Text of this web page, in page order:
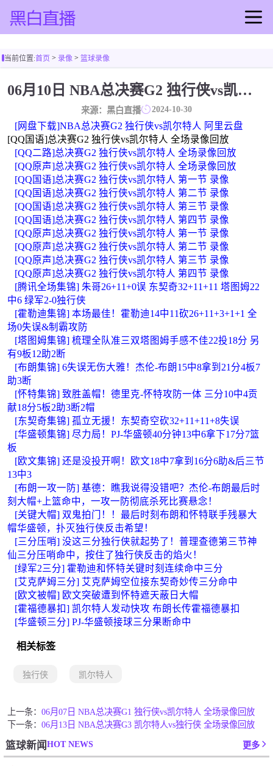
足球直播
足球录像
足球集锦
篮球集锦
足球新闻
篮球新闻
当前位置:首页> 录像 > 篮球录像
06月10日 NBA总决赛G2 独行侠vs凯尔特人 全场录像回放
来源：黑白直播 2024-10-30
[网盘下载]NBA总决赛G2 独行侠vs凯尔特人 阿里云盘
[QQ国语]总决赛G2 独行侠vs凯尔特人 全场录像回放
[QQ二路]总决赛G2 独行侠vs凯尔特人 全场录像回放
[QQ原声]总决赛G2 独行侠vs凯尔特人 全场录像回放
[QQ国语]总决赛G2 独行侠vs凯尔特人 第一节 录像
[QQ国语]总决赛G2 独行侠vs凯尔特人 第二节 录像
[QQ国语]总决赛G2 独行侠vs凯尔特人 第三节 录像
[QQ国语]总决赛G2 独行侠vs凯尔特人 第四节 录像
[QQ原声]总决赛G2 独行侠vs凯尔特人 第一节 录像
[QQ原声]总决赛G2 独行侠vs凯尔特人 第二节 录像
[QQ原声]总决赛G2 独行侠vs凯尔特人 第三节 录像
[QQ原声]总决赛G2 独行侠vs凯尔特人 第四节 录像
[腾讯全场集锦] 朱哥26+11+0误 东契奇32+11+11 塔图姆22
中6 绿军2-0独行侠
[霍勒迪集锦] 本场最佳！霍勒迪14中11砍26+11+3+1+1 全
场0失误&制霸攻防
[塔图姆集锦] 梳理全队准三双塔图姆手感不佳22投18分 另
有9板12助2断
[布朗集锦] 6失误无伤大雅！杰伦-布朗15中8拿到21分4板7
助3断
[怀特集锦] 致胜盖帽！德里克-怀特攻防一体 三分10中4贡
献18分5板2助3断2帽
[东契奇集锦] 孤立无援！东契奇空砍32+11+11+8失误
[华盛顿集锦] 尽力局！PJ-华盛顿40分钟13中6拿下17分7篮
板
[欧文集锦] 还是没投开啊！欧文18中7拿到16分6助&后三节
13中3
[布朗一攻一防] 基德：瞧我说得没错吧？杰伦-布朗最后时
刻大帽+上篮命中，一攻一防彻底杀死比赛悬念！
[关键大帽] 双鬼拍门！！最后时刻布朗和怀特联手残暴大
帽华盛顿，扑灭独行侠反击希望！
[三分压哨] 没这三分独行侠就起势了！普理查德第三节神
仙三分压哨命中，按住了独行侠反击的焰火！
[绿军2三分] 霍勒迪和怀特关键时刻连续命中三分
[艾克萨姆三分] 艾克萨姆空位接东契奇妙传三分命中
[欧文被帽] 欧文突破遭到怀特遮天蔽日大帽
[霍福德暴扣] 凯尔特人发动快攻 布朗长传霍福德暴扣
[华盛顿三分] PJ-华盛顿接球三分果断命中
相关标签
独行侠 凯尔特人
上一条： 06月07日 NBA总决赛G1 独行侠vs凯尔特人 全场录像回放
下一条： 06月13日 NBA总决赛G3 凯尔特人vs独行侠 全场录像回放
篮球新闻HOT NEWS 更多